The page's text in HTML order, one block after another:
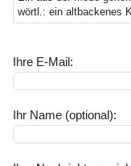
wörtl.: ein altbackenes
Ihre E-Mail:
Ihr Name (optional):